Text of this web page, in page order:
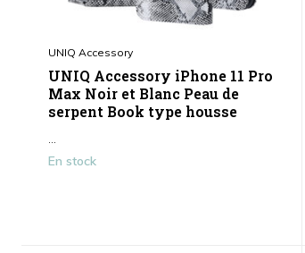
UNIQ Accessory
UNIQ Accessory iPhone 11 Pro
Max Noir et Blanc Peau de
serpent Book type housse
En stock